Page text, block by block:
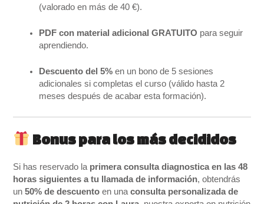
(valorado en más de 40 €).
PDF con material adicional GRATUITO para seguir
aprendiendo.
Descuento del 5% en un bono de 5 sesiones
adicionales si completas el curso (válido hasta 2
meses después de acabar esta formación).
Bonus para los más decididos
Si has reservado la primera consulta diagnostica en las 48
horas siguientes a tu llamada de información, obtendrás
un50% de descuento en unaconsulta personalizada de